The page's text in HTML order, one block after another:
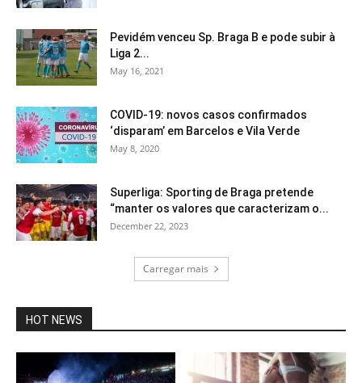
Pevidém venceu Sp. Braga B e pode subir à
Liga 2...
May 16, 2021
COVID-19: novos casos confirmados
‘disparam’ em Barcelos e Vila Verde
May 8, 2020
Superliga: Sporting de Braga pretende
“manter os valores que caracterizam o...
December 22, 2023
Carregar mais
HOT NEWS